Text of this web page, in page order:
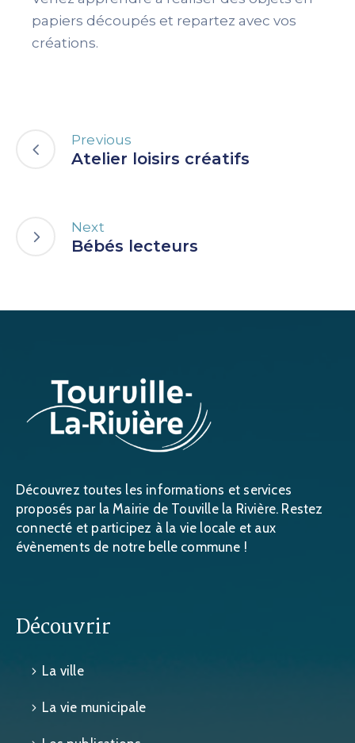
papiers découpés et repartez avec vos
créations.
Previous
Atelier loisirs créatifs
Next
Bébés lecteurs
Découvrez toutes les informations et services
proposés par la Mairie de Touville la Rivière. Restez
connecté et participez à la vie locale et aux
évènements de notre belle commune !
Découvrir
La ville
La vie municipale